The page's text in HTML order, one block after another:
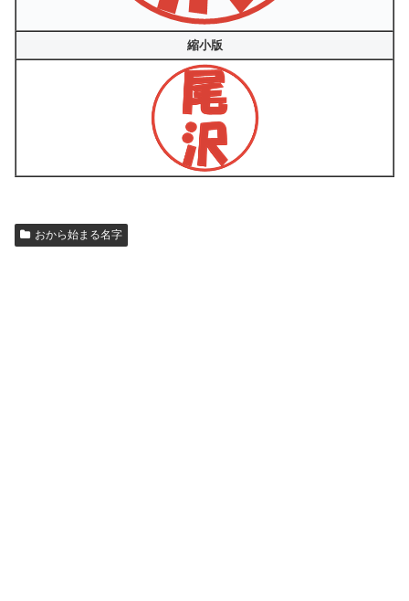
縮小版
おから始まる名字